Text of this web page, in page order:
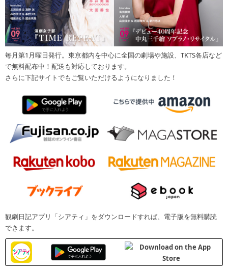
毎月第1月曜日発行。東京都内を中心に全国の劇場や施設、TKTS各店など
で無料配布中！配送も対応しております。
さらに下記サイトでもご覧いただけるようになりました！
観劇日記アプリ「シアティ」をダウンロードすれば、電子版を無料購読
できます。